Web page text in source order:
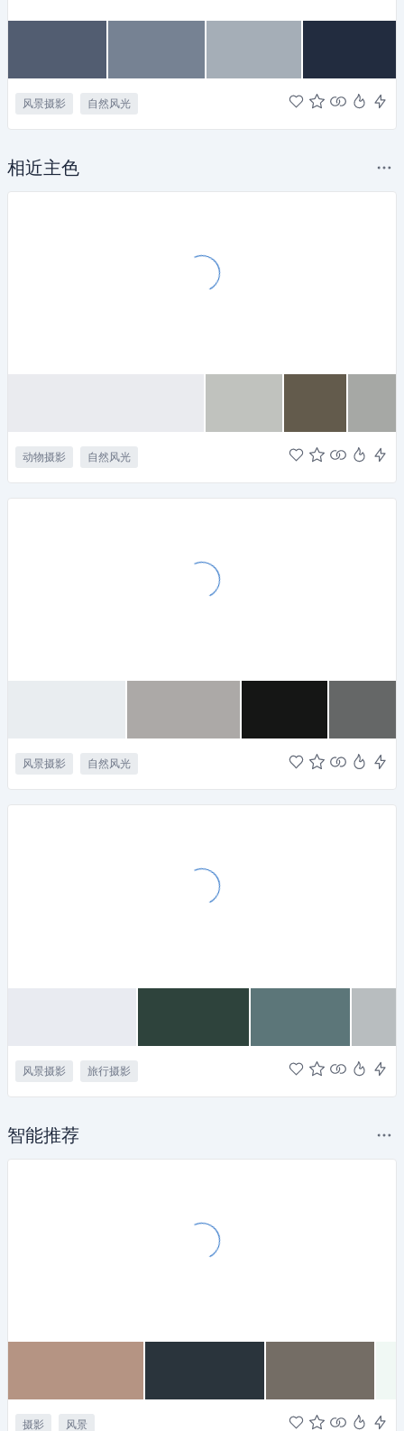
风景摄影 自然风光
相近主色
动物摄影 自然风光
风景摄影 自然风光
风景摄影 旅行摄影
智能推荐
摄影 风景